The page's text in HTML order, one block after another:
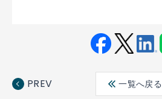
ebo ter
edin
PREV 一覧へ戻る